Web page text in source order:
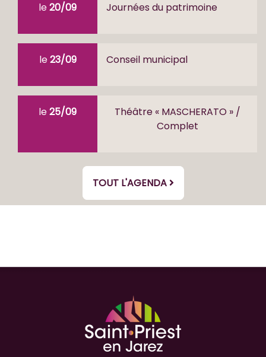
le20/09 Journées du patrimoine
le23/09 Conseil municipal
le25/09
Théâtre « MASCHERATO » /
Complet
TOUT L'AGENDA